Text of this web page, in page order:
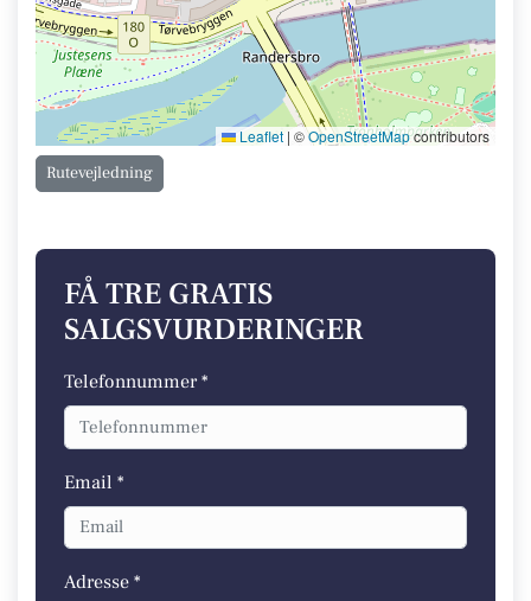
Leaflet | ©OpenStreetMapcontributors
Rutevejledning
FÅ TRE GRATIS
SALGSVURDERINGER
Telefonnummer *
Email *
Adresse *